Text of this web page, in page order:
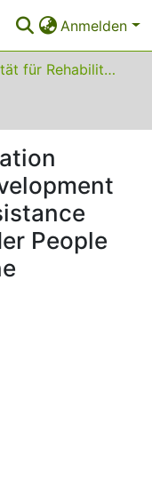
Anmelden
13 Fakultät für Rehabilitationswissenschaften
People